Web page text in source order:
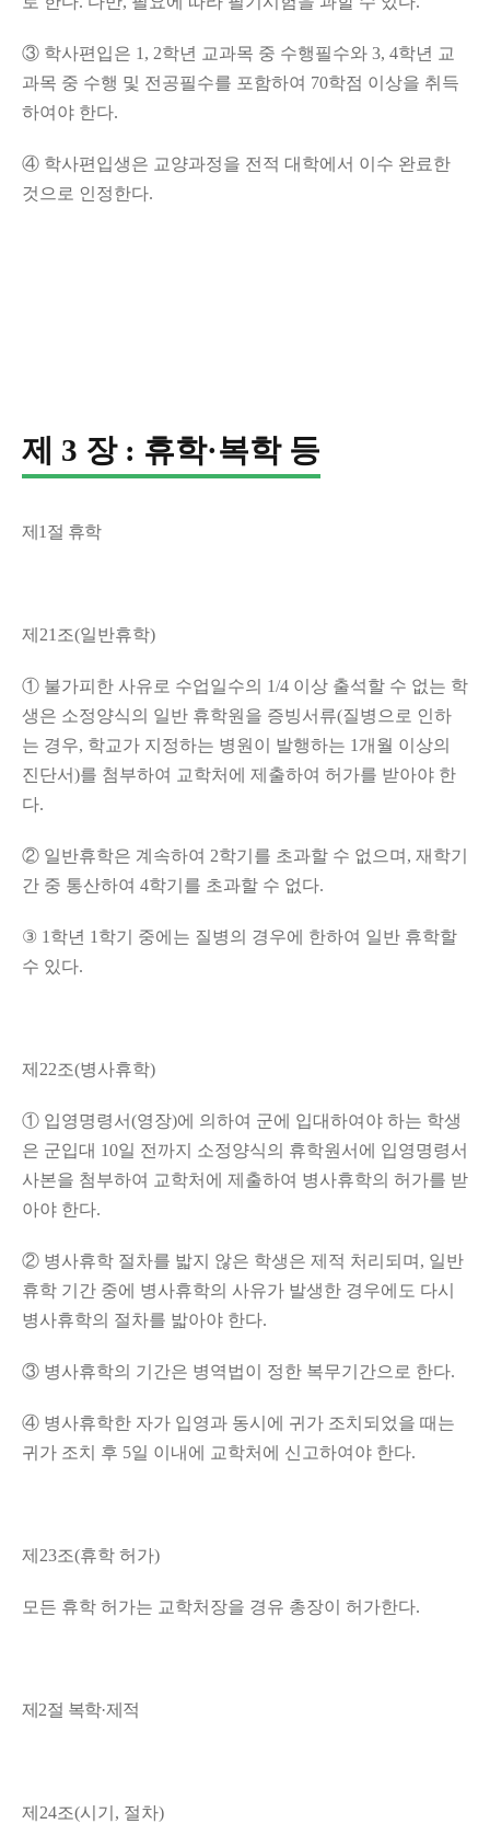
③ 학사편입은 1, 2학년 교과목 중 수행필수와 3, 4학년 교
과목 중 수행 및 전공필수를 포함하여 70학점 이상을 취득
하여야 한다.
④ 학사편입생은 교양과정을 전적 대학에서 이수 완료한
것으로 인정한다.
제 3 장 : 휴학·복학 등
제 1 절 휴학
제 21 조(일반휴학)
① 불가피한 사유로 수업일수의 1/4 이상 출석할 수 없는 학
생은 소정양식의 일반 휴학원을 증빙서류(질병으로 인하
는 경우, 학교가 지정하는 병원이 발행하는 1 개월 이상의
진단서)를 첨부하여 교학처에 제출하여 허가를 받아야 한
다.
② 일반휴학은 계속하여 2학기를 초과할 수 없으며 , 재학기
간 중 통산하여 4학기를 초과할 수 없다.
③ 1 학년 1 학기 중에는 질병의 경우에 한하여 일반 휴학할
수 있다.
제 22조(병사휴학)
① 입영명령서(영장)에 의하여 군에 입대하여야 하는 학생
은 군입대 10일 전까지 소정양식의 휴학원서에 입영명령서
사본을 첨부하여 교학처에 제출하여 병사휴학의 허가를 받
아야 한다.
② 병사휴학 절차를 밟지 않은 학생은 제적 처리되며 , 일반
휴학 기간 중에 병사휴학의 사유가 발생한 경우에도 다시
병사휴학의 절차를 밟아야 한다.
③ 병사휴학의 기간은 병역법이 정한 복무기간으로 한다.
④ 병사휴학한 자가 입영과 동시에 귀가 조치되었을 때는
귀가 조치 후 5일 이내에 교학처에 신고하여야 한다.
제 23조(휴학 허가)
모든 휴학 허가는 교학처장을 경유 총장이 허가한다.
제 2절 복학·제적
제 24조(시기 , 절차)